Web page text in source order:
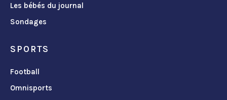
Les bébés du journal
Sondages
SPORTS
Football
Omnisports